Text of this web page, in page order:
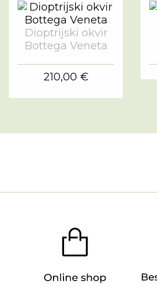
Dioptrijski okvir
Bottega Veneta
210,00 €